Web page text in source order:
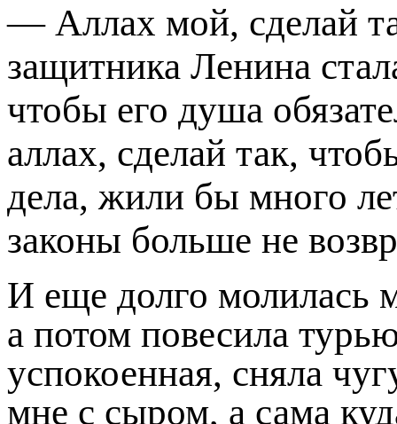
— Аллах мой, сделай
защитника Ленина
чтобы его душа
аллах, сделай так,
дела, жили бы много
законы больше не
И еще долго молилась
а потом повесила
успокоенная, сняла
мне с сыром, а сама